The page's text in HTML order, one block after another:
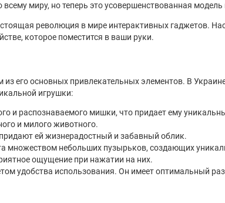
миру, но теперь это усовершенствованная
революция в мире интерактивных гаджетов.
которое поместится в ваши руки.
его основных привлекательных элементов. В
игрушки:
и распознаваемого мишки, что придает ему
и милого животного.
ей жизнерадостный и забавный облик.
множеством небольших пузырьков, создающих
ощущение при нажатии на них.
удобства использования. Он имеет оптимальный